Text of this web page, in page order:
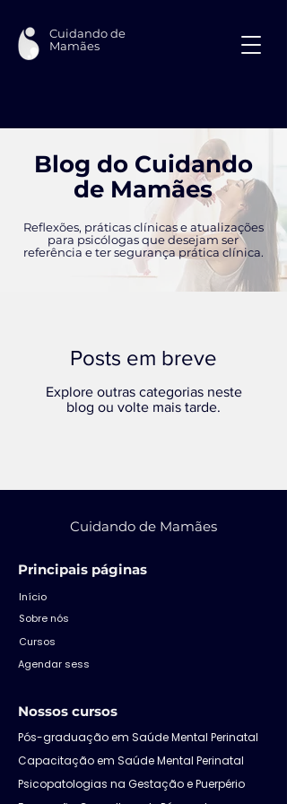
Cuidando de
Mamães
Blog do Cuidando
de Mamães
Reflexões, práticas clínicas e atualizações
para psicólogas que desejam ser
referência e ter segurança prática clínica.
Posts em breve
Explore outras categorias neste
blog ou volte mais tarde.
Cuidando de Mamães
Principais páginas
Início
Sobre nós
Cursos
Agendar sess
Nossos cursos
Pós-graduação em Saúde Mental Perinatal
Capacitação em Saúde Mental Perinatal
Psicopatologias na Gestação e Puerpério